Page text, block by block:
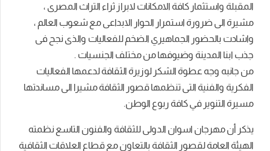
المقبلة واستثمار كافة الامكانات لابراز ثراء التراث المصرى ،
مشيرة الى ضرورة استمرار الحوار الابداعى مع شعوب العالم ،
واشادت بالحضور الجماهيري الضخم للفعاليات والذى نجح فى
جذب ابنا المدينة وضيوفها من مختلف الجنسيات .
من جانبه وجه عطوة الشكر لوزيرة الثقافة لدعمها الفعاليات
الفكرية والفنية التى تنظمها قصور الثقافة مشيرا الى مساندتها
مسيرة التنوير في كافة ربوع الوطن.
يذكر أن مهرجان اسوان الدولى للثقافة والفنون التاسع نظمته
الهيئة العامة لقصور الثقافة بالتعاون مع قطاع العلاقات الثقافية